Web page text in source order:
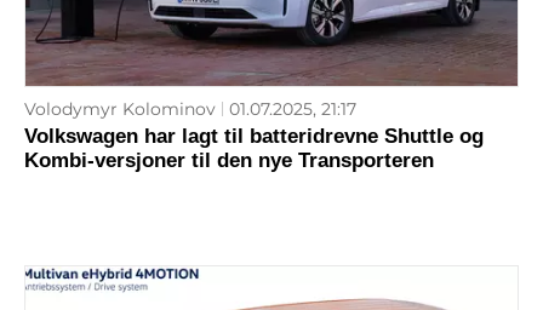
Volodymyr Kolominov 01.07.2025, 21:17
Volkswagen har lagt til batteridrevne Shuttle og
Kombi-versjoner til den nye Transporteren